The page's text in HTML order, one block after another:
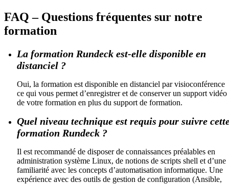
FAQ – Questions fréquentes sur notre
formation
La formation Rundeck est-elle disponible en
distanciel ?
Oui, la formation est disponible en distanciel par visioconférence
ce qui vous permet d’enregistrer et de conserver un support vidéo
de votre formation en plus du support de formation.
Quel niveau technique est requis pour suivre
formation Rundeck ?
Il est recommandé de disposer de connaissances préalables en
administration système Linux, de notions de scripts shell et d’une
familiarité avec les concepts d’automatisation informatique. Une
expérience avec des outils de gestion de configuration (Ansible,